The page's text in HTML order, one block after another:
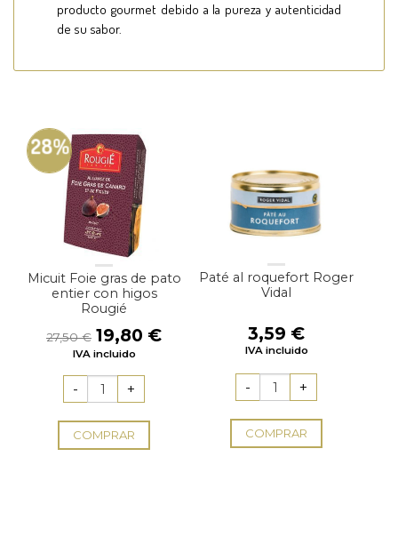
producto gourmet debido a la pureza y autenticidad
de su sabor.
28%
Micuit Foie gras de pato
entier con higos
Rougié
27,50€ El
precio
era:
27,50 €.
19,80 €El
IVA incluido
COMPRAR
Paté al roquefort Roger
Vidal
3,59 €
IVA incluido
COMPRAR